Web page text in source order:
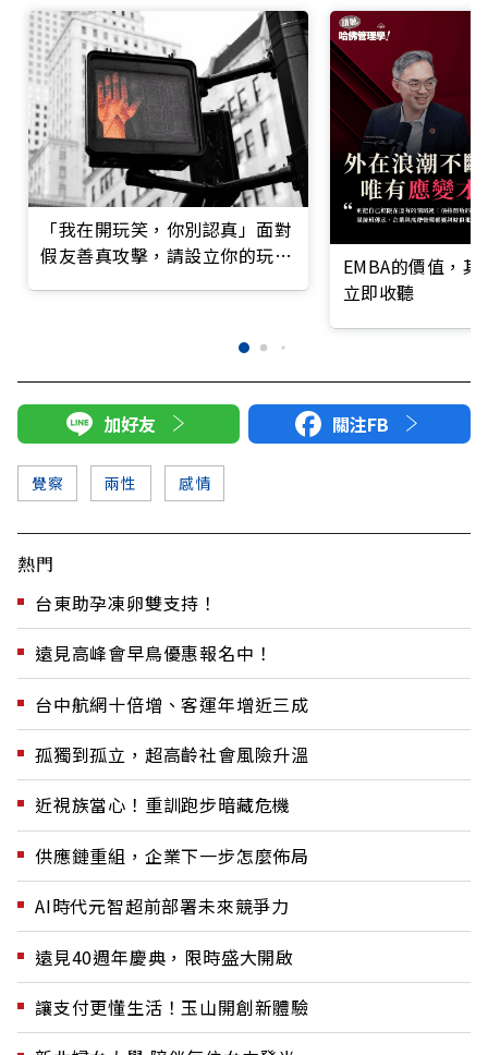
「我在開玩笑，你別認真」面對
假友善真攻擊，請設立你的玩笑
EMBA的價值，
立即收聽
加好友 關注FB
覺察 兩性 感情
熱門
台東助孕凍卵雙支持！
遠見高峰會早鳥優惠報名中！
台中航網十倍增、客運年增近三成
孤獨到孤立，超高齡社會風險升溫
近視族當心！重訓跑步暗藏危機
供應鏈重組，企業下一步怎麼佈局
AI時代元智超前部署未來競爭力
遠見40週年慶典，限時盛大開啟
讓支付更懂生活！玉山開創新體驗